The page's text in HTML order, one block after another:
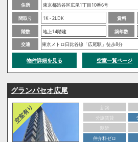
住所
東京都渋谷区広尾1丁目10番6号
間取り
1K - 2LDK 賃料
階数
地上14階建 築年数
交通
東京メトロ日比谷線「広尾駅」徒歩8分
物件詳細を見る 空室一覧ページ
グランパセオ広尾
新築
分譲賃貸
駅近
仲介料ゼロ